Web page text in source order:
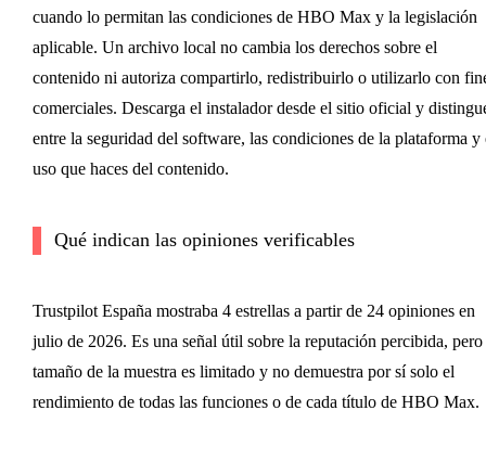
cuando lo permitan las condiciones de HBO Max y la legislación
aplicable. Un archivo local no cambia los derechos sobre el
contenido ni autoriza compartirlo, redistribuirlo o utilizarlo con
comerciales. Descarga el instalador desde el sitio oficial y
entre la seguridad del software, las condiciones de la plataforma y
uso que haces del contenido.
Qué indican las opiniones verificables
Trustpilot España mostraba 4 estrellas a partir de 24 opiniones en
julio de 2026. Es una señal útil sobre la reputación percibida, pero
tamaño de la muestra es limitado y no demuestra por sí solo el
rendimiento de todas las funciones o de cada título de HBO Max.